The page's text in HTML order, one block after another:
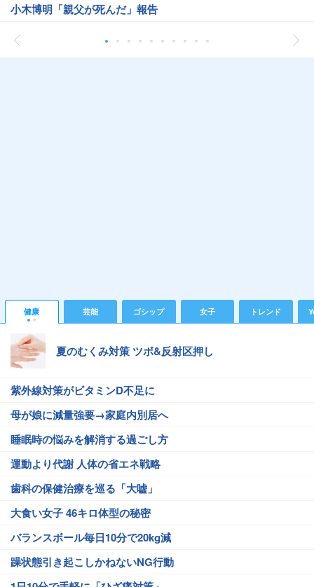
小木博明「親父が死んだ」報告
健康 芸能 ゴシップ 女子 トレンド
夏のむくみ対策 ツボ&反射区押し
紫外線対策がビタミンD不足に
母が娘に減量強要→家庭内別居へ
睡眠時の悩みを解消する過ごし方
運動より代謝 人体の省エネ戦略
歯科の保健治療を巡る「大嘘」
大食い女子 46キロ体型の秘密
バランスボール毎日10分で20kg減
躁状態引き起こしかねないNG行動